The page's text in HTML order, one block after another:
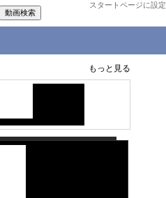
スタートページに設定
もっと見る